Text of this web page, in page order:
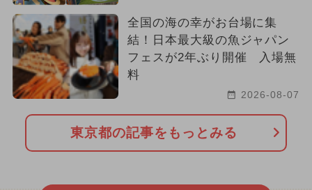
全国の海の幸がお台場に集
結！日本最大級の魚ジャパン
フェスが2年ぶり開催 入場無
料
2026-08-07
東京都の記事をもっとみる